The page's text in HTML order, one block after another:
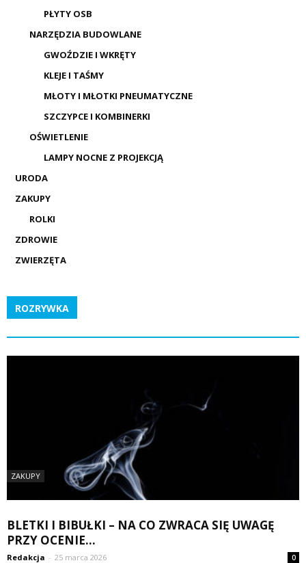
PŁYTY OSB
NARZĘDZIA BUDOWLANE
GWOŹDZIE I WKRĘTY
KLEJE I TAŚMY
MŁOTY I MŁOTKI PNEUMATYCZNE
SZCZYPCE I KOMBINERKI
OŚWIETLENIE
LAMPY NOCNE Z PROJEKCJĄ
URODA
ZAKUPY
ROLKI
ZDROWIE
ZWIERZĘTA
ROZRYWKA
ZAKUPY
BLETKI I BIBUŁKI – NA CO ZWRACA SIĘ UWAGĘ
PRZY OCENIE...
Redakcja - 25 marca 2026 0